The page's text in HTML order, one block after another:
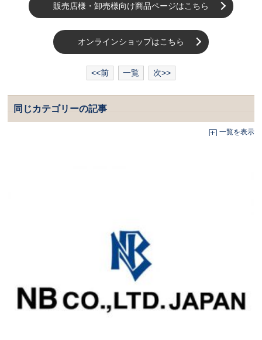
販売店様・卸売様向け商品ページはこちら
オンラインショップはこちら
<<前 一覧 次>>
同じカテゴリーの記事
一覧を表示